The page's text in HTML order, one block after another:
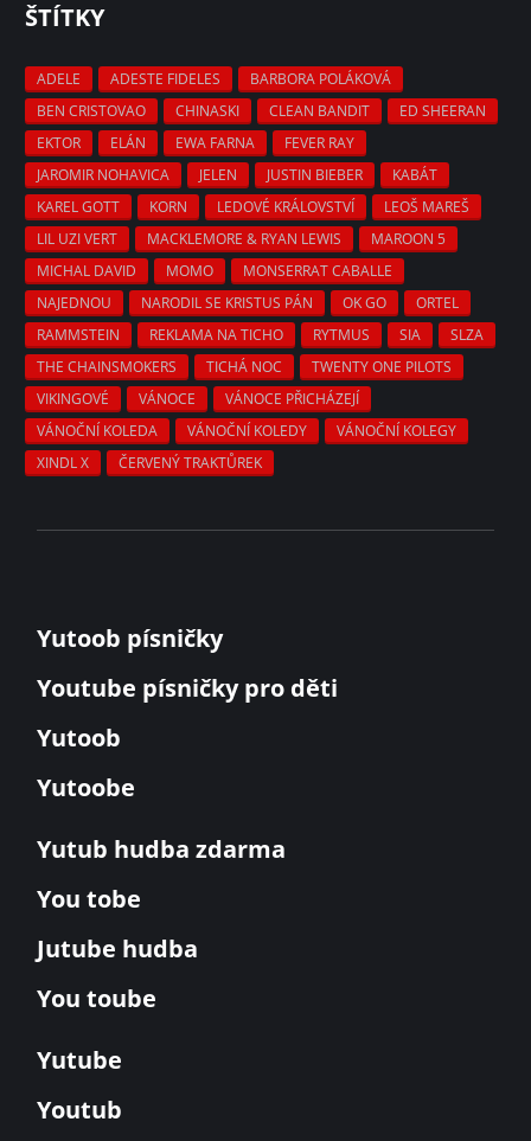
ŠTÍTKY
ADELE ADESTE FIDELES
BARBORA POLÁKOVÁ
BEN CRISTOVAO
CHINASKI CLEAN BANDIT
ED SHEERAN
EKTOR
ELÁN EWA FARNA
FEVER RAY
JAROMIR NOHAVICA
JELEN JUSTIN BIEBER
KABÁT
KAREL GOTT
KORN LEDOVÉ KRÁLOVSTVÍ
LEOŠ MAREŠ
LIL UZI VERT
MACKLEMORE & RYAN LEWIS
MAROON 5
MICHAL DAVID
MOMO
MONSERRAT CABALLE
NAJEDNOU
NARODIL SE KRISTUS PÁN OK GO
ORTEL
RAMMSTEIN
REKLAMA NA TICHO RYTMUS SIA
SLZA
THE CHAINSMOKERS
TICHÁ NOC
TWENTY ONE PILOTS
VIKINGOVÉ
VÁNOCE
VÁNOCE PŘICHÁZEJÍ
VÁNOČNÍ KOLEDA
VÁNOČNÍ KOLEDY
VÁNOČNÍ KOLEGY
XINDL X
ČERVENÝ TRAKTŮREK
Yutoob písničky
Youtube písničky pro děti
Yutoob
Yutoobe
Yutub hudba zdarma
You tobe
Jutube hudba
You toube
Yutube
Youtub